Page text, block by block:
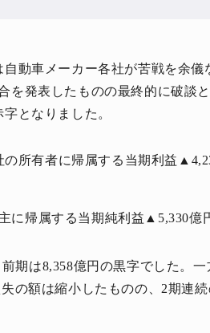
動車メーカー各社が苦戦を余儀
を発表したものの最終的に破談
となりました。
の所有者に帰属する当期利益
に帰属する当期純利益▲5,330億
期は8,358億円の黒字でした。一
の額は縮小したものの、2期連